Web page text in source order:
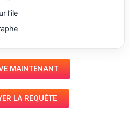
l’île
MAINTENANT
LA REQUÊTE